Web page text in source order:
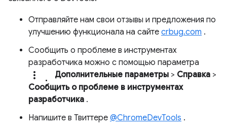
Отправляйте нам свои отзывы и предложения по
улучшению функционала на сайте crbug.com .
Сообщить о проблеме в инструментах
разработчика можно с помощью параметра
more_vert. Дополнительные параметры > Справка >
Сообщить о проблеме в инструментах
разработчика .
Напишите в Твиттере @ChromeDevTools .